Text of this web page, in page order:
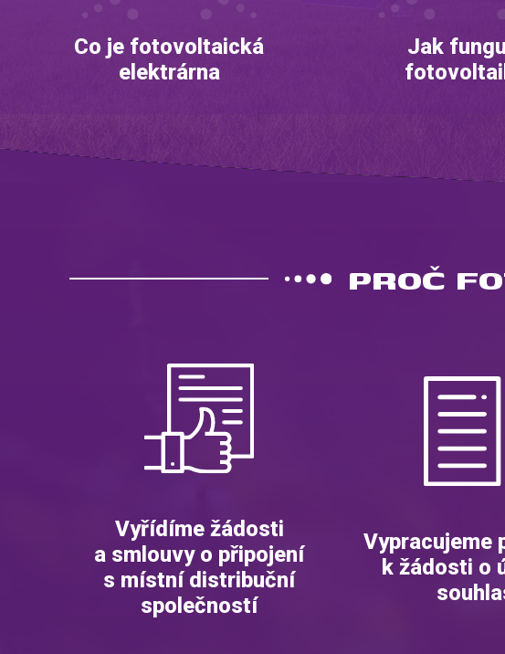
Co je fotovoltaická
elektrárna
Jak
PROČ
Vyřídíme žádosti
a smlouvy o připojení
s místní distribuční
společností
Vypracujeme
k žádosti o